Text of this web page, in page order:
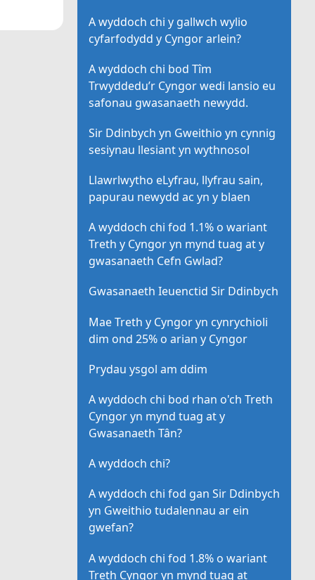
A wyddoch chi y gallwch wylio
cyfarfodydd y Cyngor arlein?
A wyddoch chi bod Tîm
Trwyddedu’r Cyngor wedi lansio eu
safonau gwasanaeth newydd.
Sir Ddinbych yn Gweithio yn cynnig
sesiynau llesiant yn wythnosol
Llawrlwytho eLyfrau, llyfrau sain,
papurau newydd ac yn y blaen
A wyddoch chi fod 1.1% o wariant
Treth y Cyngor yn mynd tuag at y
gwasanaeth Cefn Gwlad?
Gwasanaeth Ieuenctid Sir Ddinbych
Mae Treth y Cyngor yn cynrychioli
dim ond 25% o arian y Cyngor
Prydau ysgol am ddim
A wyddoch chi bod rhan o'ch Treth
Cyngor yn mynd tuag at y
Gwasanaeth Tân?
A wyddoch chi?
A wyddoch chi fod gan Sir Ddinbych
yn Gweithio tudalennau ar ein
gwefan?
A wyddoch chi fod 1.8% o wariant
Treth Cyngor yn mynd tuag at